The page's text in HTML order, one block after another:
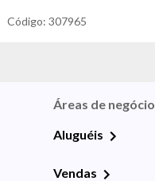
Código:307965
Áreas de negócio
Aluguéis
Vendas